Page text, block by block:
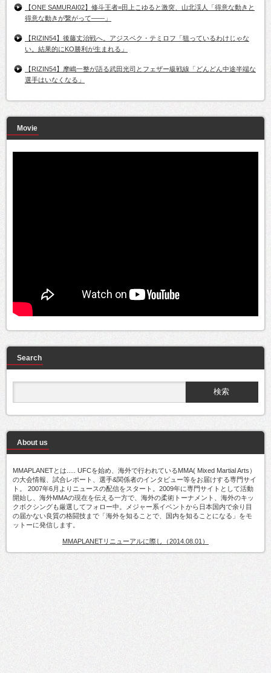
【ONE SAMURAI02】修斗王者=田上こゆると激突、山北渓人「得意な動きと
得意な動きが繋がって――」
【RIZIN54】後藤丈治戦へ。アジスベク・テミロフ「狙っているわけじゃな
い。結果的にKO勝利が生まれる」
【RIZIN54】摩嶋一整が語る武田光司とフェザー級戦線「どんどん中途半端な
選手はいなくなる」
Movie
Search
About us
MMAPLANETとは..... UFCを始め、海外で行われているMMA( Mixed Martial Arts）
の大会情報、試合レポート、選手&関係者のインタビュー等をお届けする専門サイ
ト。 2007年6月よりニュースの配信をスタート。2009年に専門サイトとして活動
開始し、海外MMAの現在を伝える一方で、海外の柔術トーナメント、海外のキッ
クボクシングも厳選してフォロー中。メジャー系イベントから日本国内で余り目
の届かない良質の格闘技まで「海外を知ることで、国内を知ることになる」をモ
ットーに発信します。
MMAPLANETリニューアルに際し（2014.08.01）